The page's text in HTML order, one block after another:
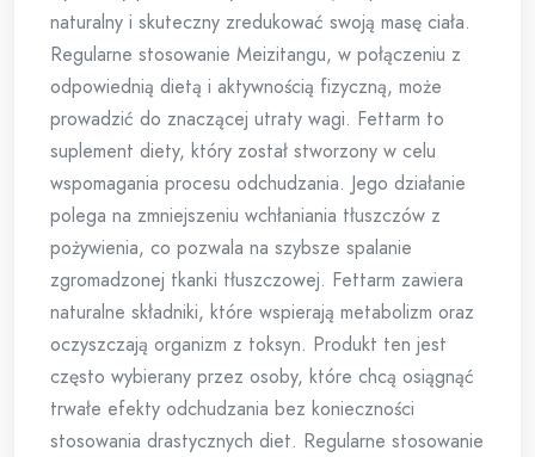
naturalny i skuteczny zredukować swoją masę ciała.
Regularne stosowanie Meizitangu, w połączeniu z
odpowiednią dietą i aktywnością fizyczną, może
prowadzić do znaczącej utraty wagi. Fettarm to
suplement diety, który został stworzony w celu
wspomagania procesu odchudzania. Jego działanie
polega na zmniejszeniu wchłaniania tłuszczów z
pożywienia, co pozwala na szybsze spalanie
zgromadzonej tkanki tłuszczowej. Fettarm zawiera
naturalne składniki, które wspierają metabolizm oraz
oczyszczają organizm z toksyn. Produkt ten jest
często wybierany przez osoby, które chcą osiągnąć
trwałe efekty odchudzania bez konieczności
stosowania drastycznych diet. Regularne stosowanie